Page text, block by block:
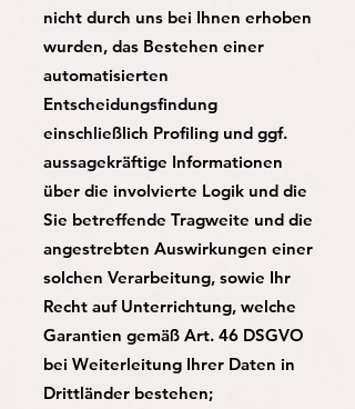
nicht durch uns bei Ihnen erhoben
wurden, das Bestehen einer
automatisierten
Entscheidungsfindung
einschließlich Profiling und ggf.
aussagekräftige Informationen
über die involvierte Logik und die
Sie betreffende Tragweite und die
angestrebten Auswirkungen einer
solchen Verarbeitung, sowie Ihr
Recht auf Unterrichtung, welche
Garantien gemäß Art. 46 DSGVO
bei Weiterleitung Ihrer Daten in
Drittländer bestehen;